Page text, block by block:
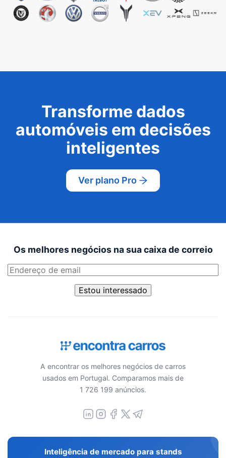
Transforme dados
automóveis em decisões
inteligentes
Ver plano Pro
Os melhores negócios na sua caixa de correio
Estou interessado
A encontrar os melhores negócios de carros
usados em Portugal. Comparamos mais de
1 726 199 anúncios.
Inteligência de mercado para stands